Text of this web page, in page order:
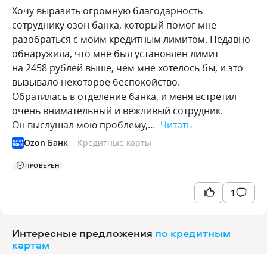
Хочу выразить огромную благодарность
сотруднику озон банка, который помог мне
разобраться с моим кредитным лимитом. Недавно
обнаружила, что мне был установлен лимит
на 2458 рублей выше, чем мне хотелось бы, и это
вызывало некоторое беспокойство.
Обратилась в отделение банка, и меня встретил
очень внимательный и вежливый сотрудник.
Он выслушал мою проблему,… Читать
Ozon Банк Кредитные карты
ПРОВЕРЕН
1
Интересные предложения по кредитным
картам